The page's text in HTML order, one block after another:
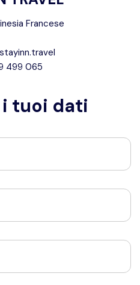
Francese
499 065
tuoi dati